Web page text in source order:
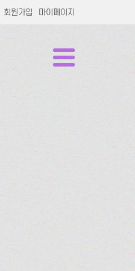
회원가입 마이페이지